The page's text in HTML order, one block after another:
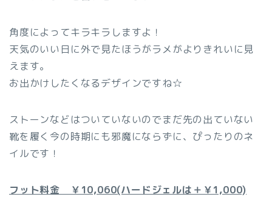
角度によってキラキラしますよ！
天気のいい日に外で見たほうがラメがよりきれいに見
えます。
お出かけしたくなるデザインですね☆
ストーンなどはついていないのでまだ先の出ていない
靴を履く今の時期にも邪魔にならずに、ぴったりのネ
イルです！
フット料金 ￥10,060(ハードジェルは＋￥1,000)